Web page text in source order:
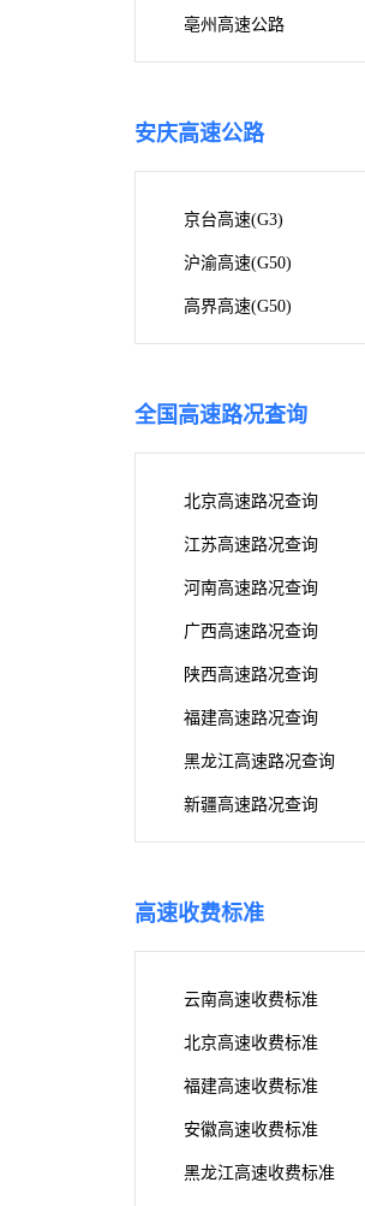
亳州高速公路
安庆高速公路
京台高速(G3)
沪渝高速(G50)
高界高速(G50)
全国高速路况查询
北京高速路况查询
江苏高速路况查询
河南高速路况查询
广西高速路况查询
陕西高速路况查询
福建高速路况查询
黑龙江高速路况查询
新疆高速路况查询
高速收费标准
云南高速收费标准
北京高速收费标准
福建高速收费标准
安徽高速收费标准
黑龙江高速收费标准